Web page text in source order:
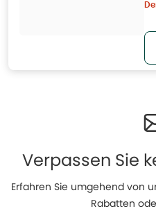
Verpassen Sie
Erfahren Sie umgehend von
Rabatten